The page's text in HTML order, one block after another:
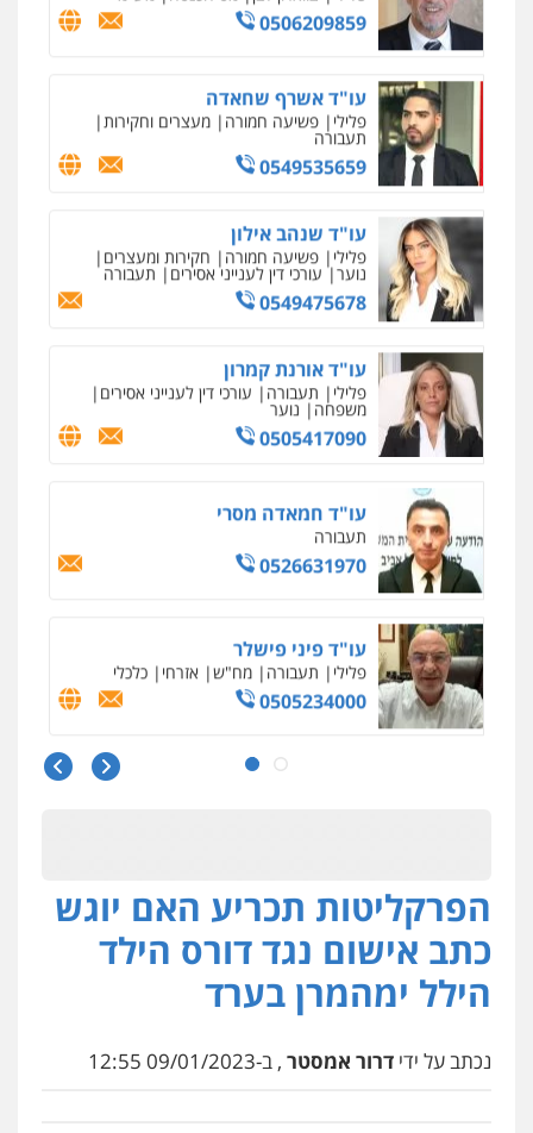
0506209859
עו"ד אשרף שחאדה
פלילי פשיעה חמורה מעצרים וחקירות
תעבורה
0549535659
עו"ד שנהב אילון
פלילי פשיעה חמורה
נוער עורכי דין לענייני אסירים תעבורה
0549475678
עו"ד אורנת קמרון
פלילי תעבורה עורכי דין לענייני אסירים
משפחה נוער
0505417090
עו"ד חמאדה מסרי
תעבורה
0526631970
עו"ד פיני פישלר
פלילי תעבורה מח"ש
0505234000
עו"ד עלי סעדי
ליווי וייצוג בחקירות
מצגר ושות', חברת עורכי דין
נדל"ן / עסקים משפחה תעבורה כלכלי
הוצאה לפועל
0545402829
פלילי משפחה אזרחי מסחרי
הפרקליטות תכריע האם יוגש
כתב אישום נגד דורס הילד
הילל ימהמרן בערד
נכתב על ידי דרור אמסטר , ב-09/01/2023 12:55